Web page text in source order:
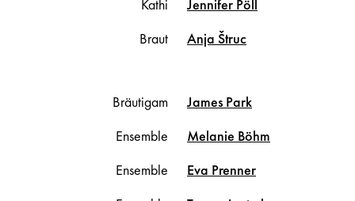
Kathi Jennifer Pöll
Braut
Anja Štruc
Bräutigam James Park
Ensemble
Melanie Böhm
Ensemble
Eva Prenner